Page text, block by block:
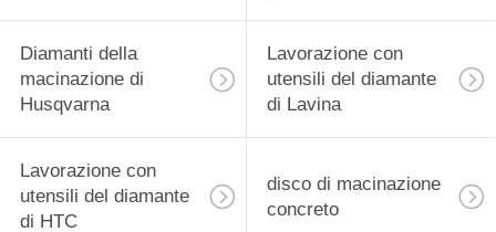
Diamanti della
macinazione di
Husqvarna
Lavorazione con
utensili del diamante
di Lavina
Lavorazione con
utensili del diamante
di HTC
disco di macinazione
concreto